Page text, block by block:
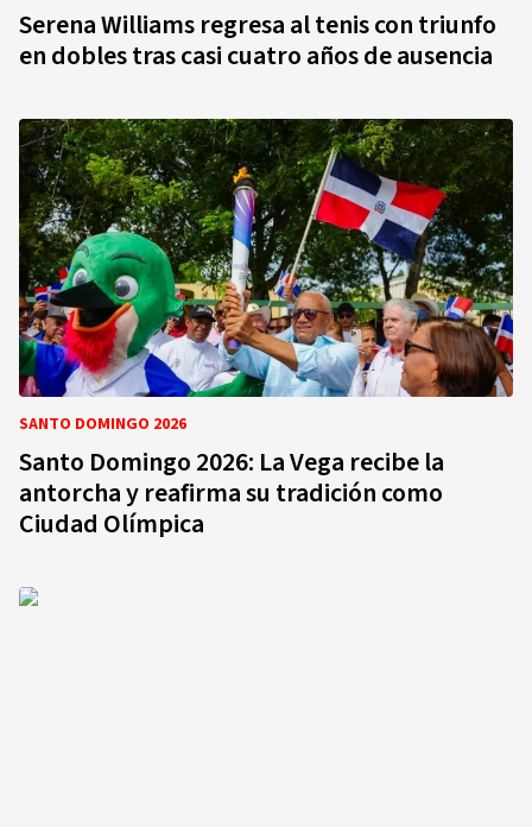
Serena Williams regresa al tenis con triunfo
en dobles tras casi cuatro años de ausencia
SANTO DOMINGO 2026
Santo Domingo 2026: La Vega recibe la
antorcha y reafirma su tradición como
Ciudad Olímpica